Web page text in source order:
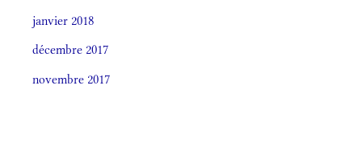
janvier 2018
décembre 2017
novembre 2017